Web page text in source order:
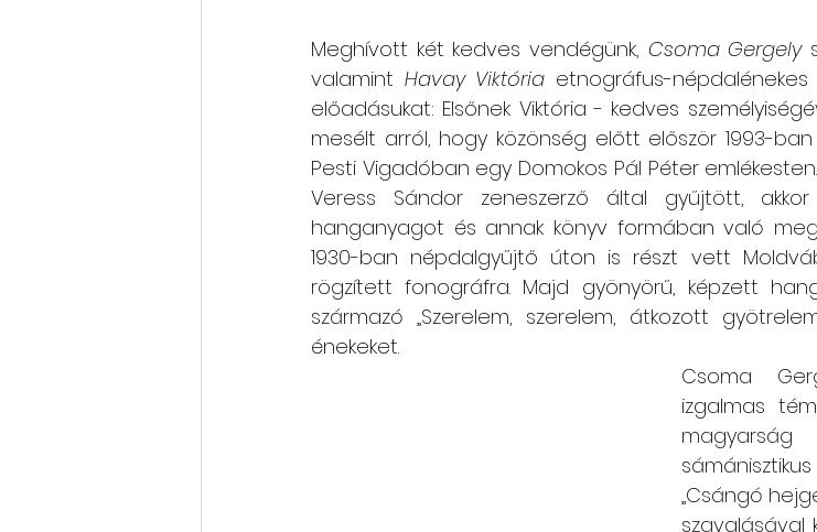
Meghívott két kedves vendégünk, Csoma Gergely
valamint Havay Viktória etnográfus-
előadásukat: Elsőnek Viktória - kedves
mesélt arról, hogy közönség előtt először 1993-
Pesti Vigadóban egy Domokos Pál Péter
Veress Sándor zeneszerző által gyűjtött,
hanganyagot és annak könyv formában való
1930-ban népdalgyűjtő úton is részt vett
rögzített fonográfra. Majd gyönyörű, képzett
származó „Szerelem, szerelem, átkozott
énekeket.
Csoma
izgalmas
„Csángó